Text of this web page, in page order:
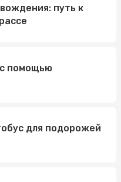
путь к
помощью
для подорожей